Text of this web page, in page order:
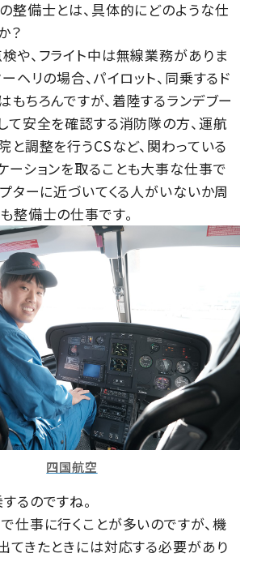
整備士とは、具体的にどのような仕
？
や、フライト中は無線業務がありま
ヘリの場合、パイロット、同乗するド
もちろんですが、着陸するランデブー
て安全を確認する消防隊の方、運航
と調整を行うCSなど、関わっている
ーションを取ることも大事な仕事で
プターに近づいてくる人がいないか周
整備士の仕事です。
四国航空
るのですね。
仕事に行くことが多いのですが、機
てきたときには対応する必要があり